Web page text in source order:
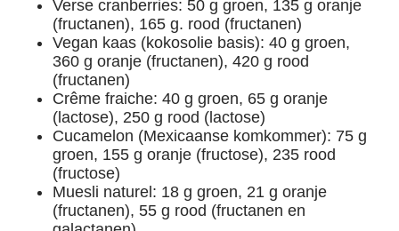
Verse cranberries: 50 g groen, 135 g oranje
(fructanen), 165 g. rood (fructanen)
Vegan kaas (kokosolie basis): 40 g groen,
360 g oranje (fructanen), 420 g rood
(fructanen)
Crême fraiche: 40 g groen, 65 g oranje
(lactose), 250 g rood (lactose)
Cucamelon (Mexicaanse komkommer): 75 g
groen, 155 g oranje (fructose), 235 rood
(fructose)
Muesli naturel: 18 g groen, 21 g oranje
(fructanen), 55 g rood (fructanen en